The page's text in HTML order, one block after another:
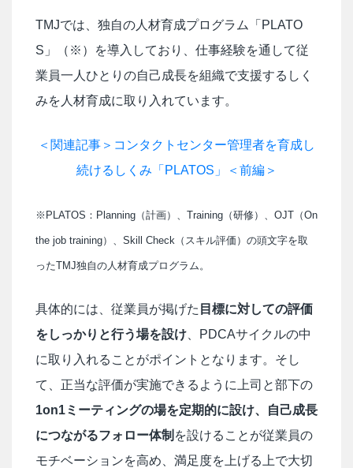
TMJでは、独自の人材育成プログラム「PLATO
S」（※）を導入しており、仕事経験を通して従
業員一人ひとりの自己成長を組織で支援するしく
みを人材育成に取り入れています。
＜関連記事＞コンタクトセンター管理者を育成し
続けるしくみ「PLATOS」＜前編＞
※PLATOS：Planning（計画）、Training（研修）、OJT（On
the job training）、Skill Check（スキル評価）の頭文字を取
ったTMJ独自の人材育成プログラム。
具体的には、従業員が掲げた 目標に対しての評価
をしっかりと行う場を設け 、PDCAサイクルの中
に取り入れることがポイントとなります。そし
て、正当な評価が実施できるように上司と部下の
1on1ミーティングの場を定期的に設け、自己成長
につながるフォロー体制 を設けることが従業員の
モチベーションを高め、満足度を上げる上で大切